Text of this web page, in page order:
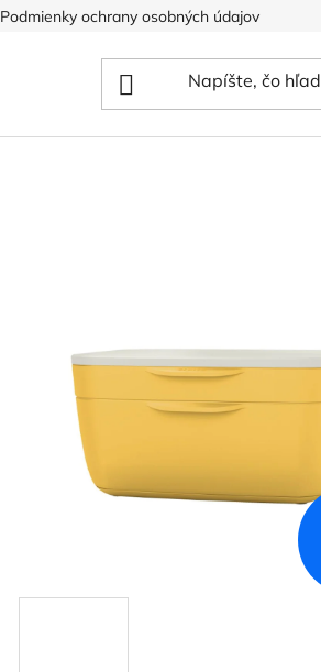
Podmienky ochrany osobných údajov